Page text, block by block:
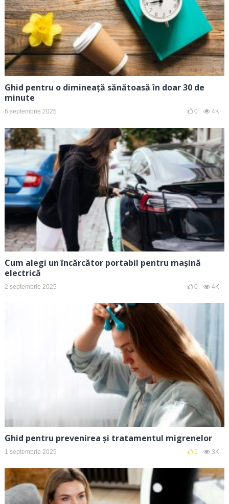
Ghid pentru o dimineață sănătoasă în doar 30 de
minute
6 septembrie 2025 0 4K
Cum alegi un încărcător portabil pentru mașină
electrică
2 septembrie 2025 0 4K
Ghid pentru prevenirea și tratamentul migrenelor
1 septembrie 2025 1 3K